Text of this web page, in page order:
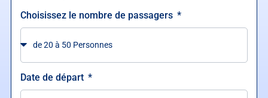
Choisissez le nombre de passagers
Date de départ